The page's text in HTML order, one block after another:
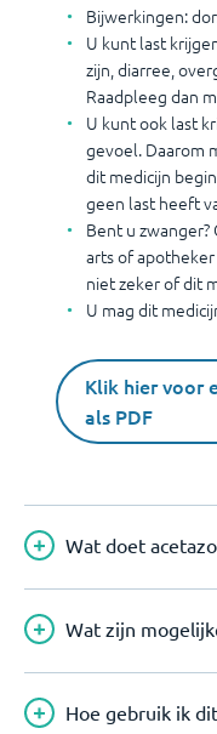
Bijwerkingen:
U kunt last
zijn, diarree,
Raadpleeg dan
U kunt ook last
gevoel. Daarom
dit medicijn
geen last heeft
Bent u
arts of
niet zeker of dit
U mag dit
Klik hier voor
als PDF
Wat doet
Wat zijn
Hoe gebruik ik